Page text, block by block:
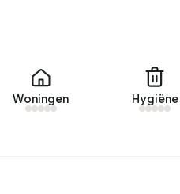
er 471 adressen met een
A (35%) en A++++ (22%).
Woningen Hygiëne